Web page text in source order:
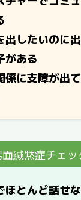
出したいのに
がある
係に支障が出
緘黙症チェッ
ほとんど話せ